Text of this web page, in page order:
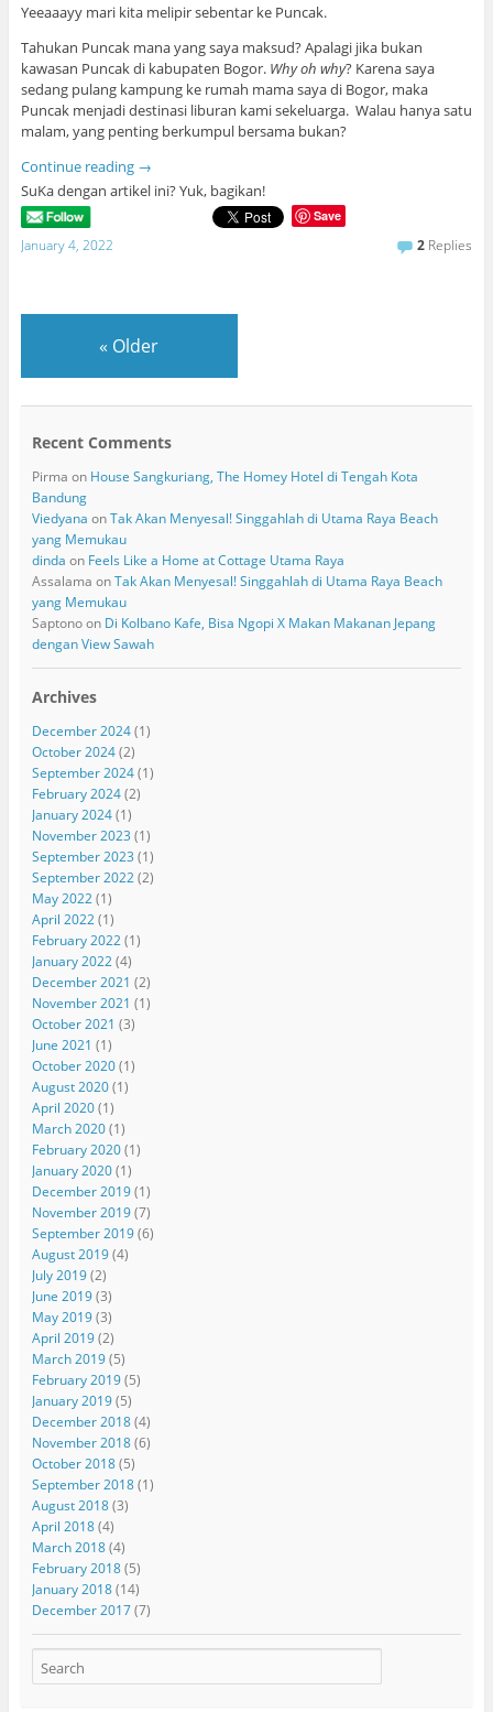
Yeeaaayy mari kita melipir sebentar ke Puncak.
Tahukan Puncak mana yang saya maksud? Apalagi jika bukan
kawasan Puncak di kabupaten Bogor. Why oh why? Karena saya
sedang pulang kampung ke rumah mama saya di Bogor, maka
Puncak menjadi destinasi liburan kami sekeluarga. Walau hanya satu
malam, yang penting berkumpul bersama bukan?
Continue reading →
SuKa dengan artikel ini? Yuk, bagikan!
Save
January 4, 2022 2 Replies
« Older
Recent Comments
Pirma on House Sangkuriang, The Homey Hotel di Tengah Kota
Bandung
Viedyana onTak Akan Menyesal! Singgahlah di Utama Raya Beach
yang Memukau
dinda on Feels Like a Home at Cottage Utama Raya
Assalama onTak Akan Menyesal! Singgahlah di Utama Raya Beach
yang Memukau
Saptonoon Di Kolbano Kafe, Bisa Ngopi X Makan Makanan Jepang
dengan View Sawah
Archives
December 2024(1)
October 2024(2)
September 2024(1)
February 2024(2)
January 2024(1)
November 2023 (1)
September 2023 (1)
September 2022(2)
May 2022(1)
April 2022(1)
February 2022(1)
January 2022(4)
December 2021 (2)
November 2021 (1)
October 2021 (3)
June 2021 (1)
October 2020(1)
August 2020(1)
April 2020(1)
March 2020(1)
February 2020(1)
January 2020(1)
December 2019(1)
November 2019(7)
September 2019(6)
August 2019(4)
July 2019(2)
June 2019(3)
May 2019(3)
April 2019(2)
March 2019(5)
February 2019(5)
January 2019(5)
December 2018(4)
November 2018(6)
October 2018(5)
September 2018(1)
August 2018(3)
April 2018(4)
March 2018(4)
February 2018(5)
January 2018(14)
December 2017(7)